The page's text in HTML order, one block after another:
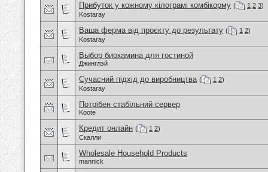
Прибуток у кожному кілограмі комбікорму ( 1 2 3)
Kostaray
Ваша ферма від проєкту до результату ( 1 2)
Kostaray
Выбор биокамина для гостиной
Джинглэй
Сучасний підхід до виробництва ( 1 2)
Kostaray
Потрібен стабільний сервер
Koote
Кредит онлайн ( 1 2)
Скалли
Wholesale Household Products
mannick